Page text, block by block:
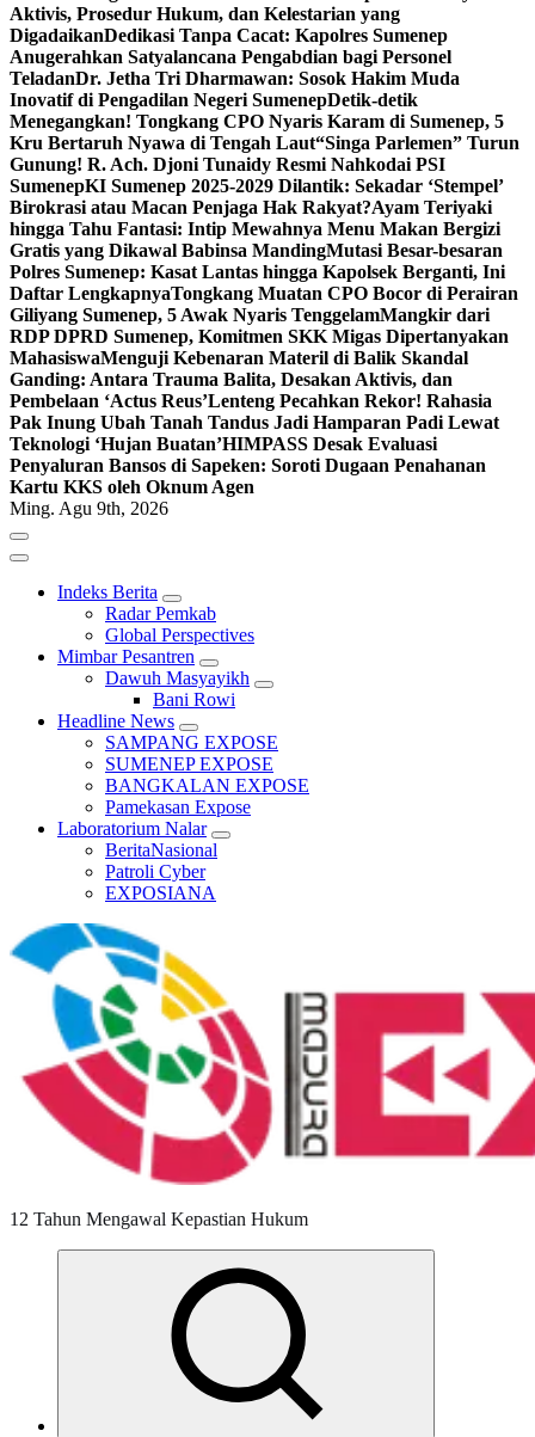
Aktivis, Prosedur Hukum, dan Kelestarian yang
DigadaikanDedikasi Tanpa Cacat: Kapolres Sumenep
Anugerahkan Satyalancana Pengabdian bagi Personel
TeladanDr. Jetha Tri Dharmawan: Sosok Hakim Muda
Inovatif di Pengadilan Negeri SumenepDetik-detik
Menegangkan! Tongkang CPO Nyaris Karam di Sumenep, 5
Kru Bertaruh Nyawa di Tengah Laut“Singa Parlemen” Turun
Gunung! R. Ach. Djoni Tunaidy Resmi Nahkodai PSI
SumenepKI Sumenep 2025-2029 Dilantik: Sekadar ‘Stempel’
Birokrasi atau Macan Penjaga Hak Rakyat?Ayam Teriyaki
hingga Tahu Fantasi: Intip Mewahnya Menu Makan Bergizi
Gratis yang Dikawal Babinsa MandingMutasi Besar-besaran
Polres Sumenep: Kasat Lantas hingga Kapolsek Berganti, Ini
Daftar LengkapnyaTongkang Muatan CPO Bocor di Perairan
Giliyang Sumenep, 5 Awak Nyaris TenggelamMangkir dari
RDP DPRD Sumenep, Komitmen SKK Migas Dipertanyakan
MahasiswaMenguji Kebenaran Materil di Balik Skandal
Ganding: Antara Trauma Balita, Desakan Aktivis, dan
Pembelaan ‘Actus Reus’Lenteng Pecahkan Rekor! Rahasia
Pak Inung Ubah Tanah Tandus Jadi Hamparan Padi Lewat
Teknologi ‘Hujan Buatan’HIMPASS Desak Evaluasi
Penyaluran Bansos di Sapeken: Soroti Dugaan Penahanan
Kartu KKS oleh Oknum Agen
Ming. Agu 9th, 2026
Indeks Berita
Radar Pemkab
Global Perspectives
Mimbar Pesantren
Dawuh Masyayikh
Bani Rowi
Headline News
SAMPANG EXPOSE
SUMENEP EXPOSE
BANGKALAN EXPOSE
Pamekasan Expose
Laboratorium Nalar
BeritaNasional
Patroli Cyber
EXPOSIANA
12 Tahun Mengawal Kepastian Hukum